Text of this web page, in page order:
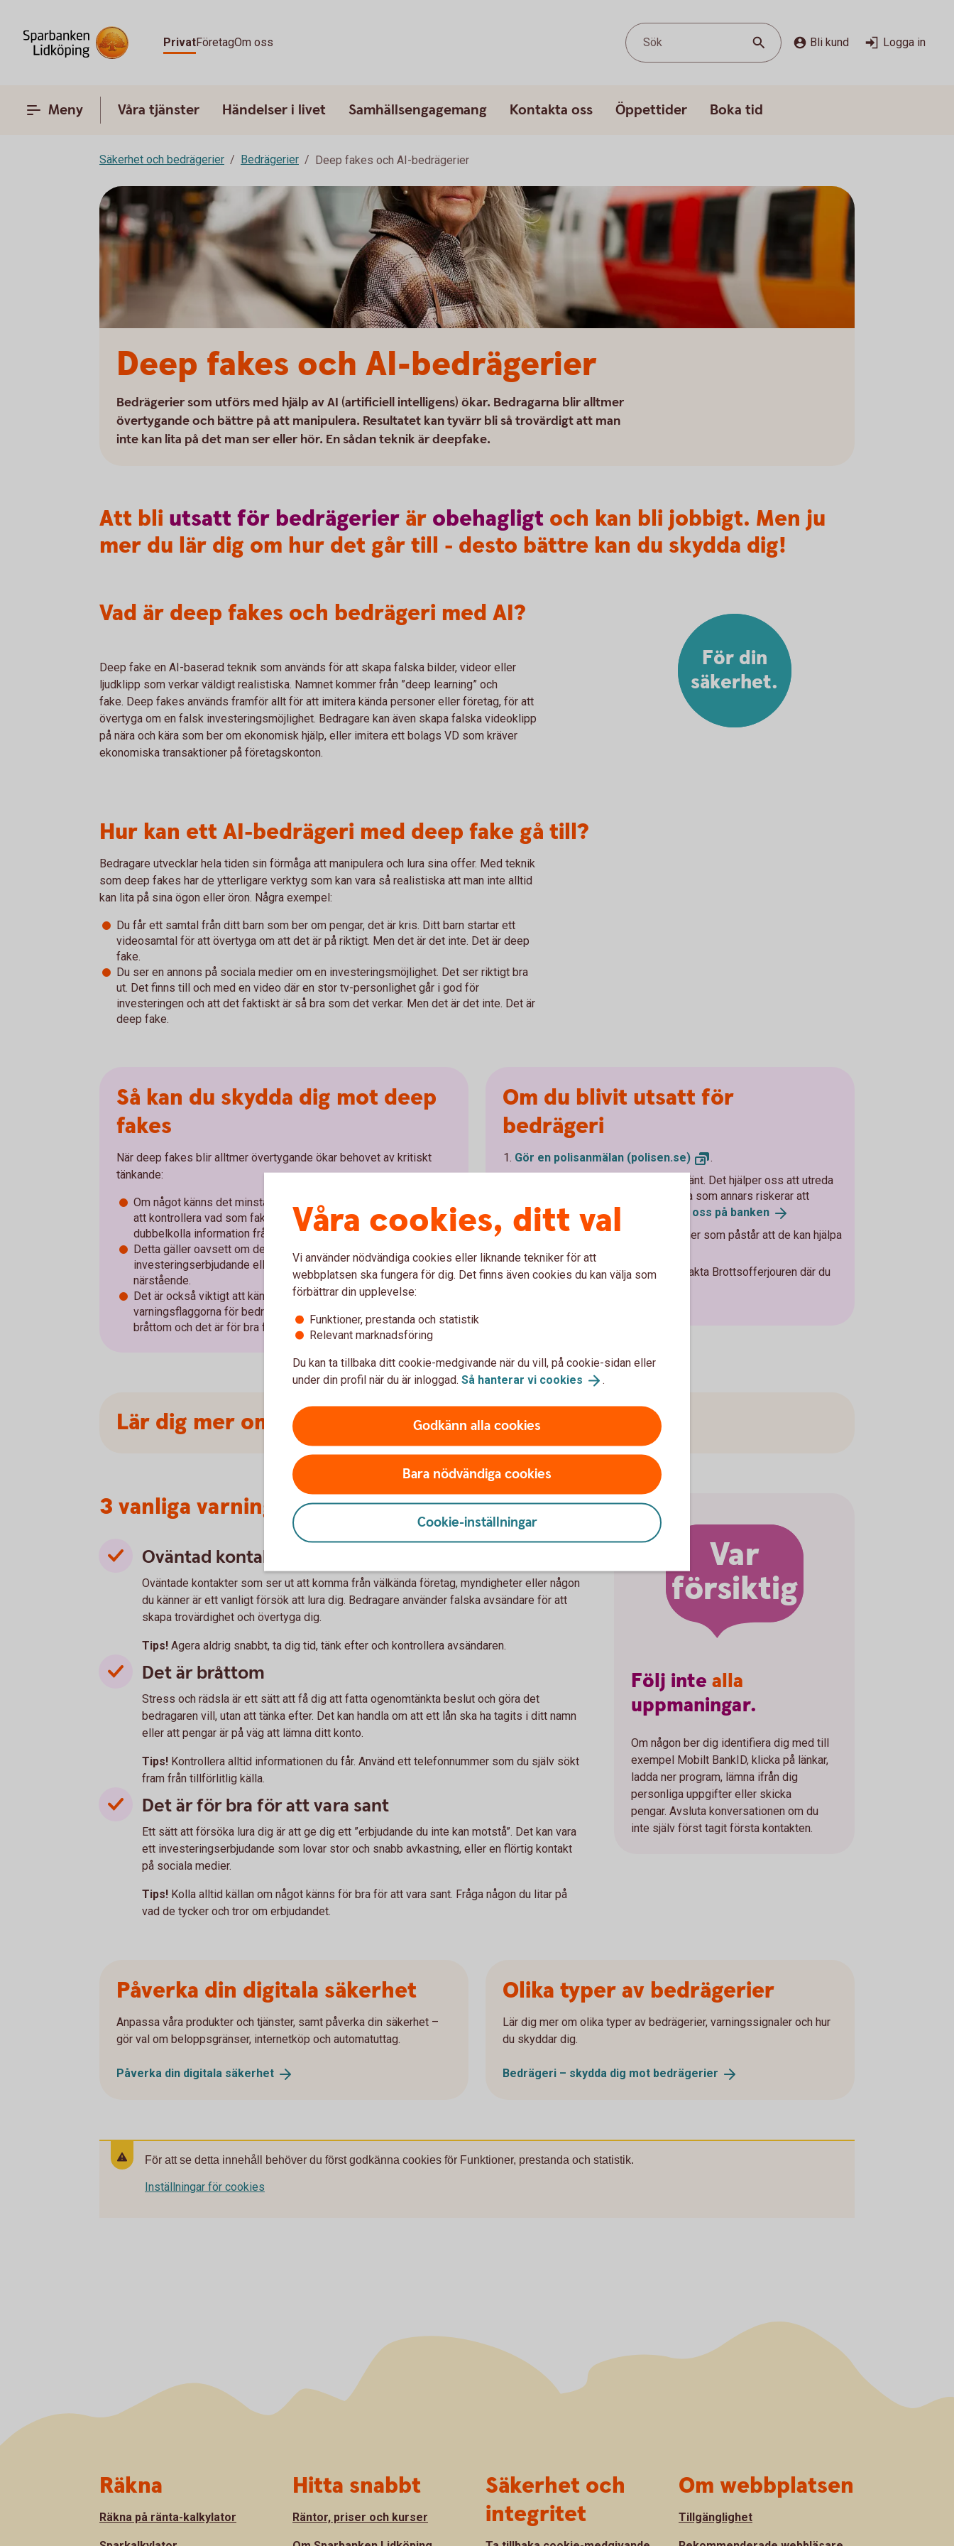
PrivatFöretagOm oss Sök Bli kund Logga in
Meny Våra tjänster Händelser i livet Samhällsengagemang Kontakta oss Öppettider Boka tid
Säkerhet och bedrägerier Bedrägerier Deep fakes och AI-bedrägerier
Deep fakes och AI-bedrägerier
Bedrägerier som utförs med hjälp av AI (artificiell intelligens) ökar. Bedragarna blir alltmer
övertygande och bättre på att manipulera. Resultatet kan tyvärr bli så trovärdigt att man
inte kan lita på det man ser eller hör. En sådan teknik är deepfake.
Att bli utsattför bedrägerier är obehagligt och kan bli jobbigt. Men ju
mer du lär dig om hur det går till - desto bättre kan du skydda dig!
Vad är deep fakes och bedrägeri med AI?
Deep fake en AI-baserad teknik som används för att skapa falska bilder, videor eller
ljudklipp som verkar väldigt realistiska. Namnet kommer från ”deep learning” och
fake. Deep fakes används framför allt för att imitera kända personer eller företag, för att
övertyga om en falsk investeringsmöjlighet. Bedragare kan även skapa falska videoklipp
på nära och kära som ber om ekonomisk hjälp, eller imitera ett bolags VD som kräver
ekonomiska transaktioner på företagskonton.
För din
säkerhet.
Hur kan ett AI-bedrägeri med deep fake gå till?
Bedragare utvecklar hela tiden sin förmåga att manipulera och lura sina offer. Med teknik
som deep fakes har de ytterligare verktyg som kan vara så realistiska att man inte alltid
kan lita på sina ögon eller öron. Några exempel:
Du får ett samtal från ditt barn som ber om pengar, det är kris. Ditt barn startar ett
videosamtal för att övertyga om att det är på riktigt. Men det är det inte. Det är deep
fake.
Du ser en annons på sociala medier om en investeringsmöjlighet. Det ser riktigt bra
ut. Det finns till och med en video där en stor tv-personlighet går i god för
investeringen och att det faktiskt är så bra som det verkar. Men det är det inte. Det är
deep fake.
Så kan du skydda dig mot deep
fakes
När deep fakes blir alltmer övertygande ökar behovet av kritiskt
tänkande:
Om något känns det minsta lurt, är det viktigt att ta extra steg för
att kontrollera vad som faktiskt händer. Exempelvis kan man
dubbelkolla information från andra, pålitliga källor.
Detta gäller oavsett om det handlar om ett
investeringserbjudande eller en förfrågan om pengar från någon
närstående.
Det är också viktigt att känna igenom de vanliga
varningsflaggorna för bedrägerier - oväntad kontakt, det är
bråttom och det är för bra för att vara sant.
Om du blivit utsatt för
bedrägeri
Gör en polisanmälan (polisen.se)
.
Ring oss och berätta vad som har hänt. Det hjälper oss att utreda
det inträffade vilket kan hjälpa andra som annars riskerar att
drabbas på liknande sätt.
Kontakta oss på banken
Avbryt all kontakt, även med personer som påstår att de kan hjälpa
dig att få tillbaka pengarna.
Ta hjälp av din omgivning, eller kontakta Brottsofferjouren där du
Lär dig mer om hur du kan skydda digmot bedragarna.
3 vanliga varningstecken på bedrägerier
Oväntad kontakt
Oväntade kontakter som ser ut att komma från välkända företag, myndigheter eller någon
du känner är ett vanligt försök att lura dig. Bedragare använder falska avsändare för att
skapa trovärdighet och övertyga dig.
Tips! Agera aldrig snabbt, ta dig tid, tänk efter och kontrollera avsändaren.
Det är bråttom
Stress och rädsla är ett sätt att få dig att fatta ogenomtänkta beslut och göra det
bedragaren vill, utan att tänka efter. Det kan handla om att ett lån ska ha tagits i ditt namn
eller att pengar är på väg att lämna ditt konto.
Tips! Kontrollera alltid informationen du får. Använd ett telefonnummer som du själv sökt
fram från tillförlitlig källa.
Det är för bra för att vara sant
Ett sätt att försöka lura dig är att ge dig ett ”erbjudande du inte kan motstå”. Det kan vara
ett investeringserbjudande som lovar stor och snabb avkastning, eller en flörtig kontakt
på sociala medier.
Tips! Kolla alltid källan om något känns för bra för att vara sant. Fråga någon du litar på
vad de tycker och tror om erbjudandet.
Var
försiktig
Följ inte alla
uppmaningar.
Om någon ber dig identifiera dig med till
exempel Mobilt BankID, klicka på länkar,
ladda ner program, lämna ifrån dig
personliga uppgifter eller skicka
pengar. Avsluta konversationen om du
inte själv först tagit första kontakten.
Påverka din digitala säkerhet
Anpassa våra produkter och tjänster, samt påverka din säkerhet –
gör val om beloppsgränser, internetköp och automatuttag.
Påverka din digitala säkerhet
Olika typer av bedrägerier
Lär dig mer om olika typer av bedrägerier, varningssignaler och hur
du skyddar dig.
Bedrägeri – skydda dig mot bedrägerier
För att se detta innehåll behöver du först godkänna cookies för Funktioner, prestanda och statistik.
Inställningar för cookies
Våra cookies, ditt val
Vi använder nödvändiga cookies eller liknande tekniker för att
webbplatsen ska fungera för dig. Det finns även cookies du kan välja som
förbättrar din upplevelse:
Funktioner, prestanda och statistik
Relevant marknadsföring
Du kan ta tillbaka ditt cookie-medgivande när du vill, på cookie-sidan eller
under din profil när du är inloggad. Så hanterar vi cookies .
Godkänn alla cookies
Bara nödvändiga cookies
Cookie-inställningar
Räkna
Räkna på ränta-kalkylator
Hitta snabbt
Räntor, priser och kurser
Säkerhet och
integritet
Om webbplatsen
Tillgänglighet